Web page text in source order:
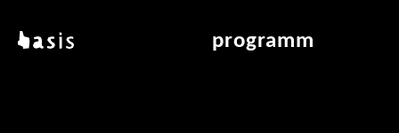
basis programm